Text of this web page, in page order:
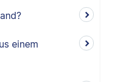
einem